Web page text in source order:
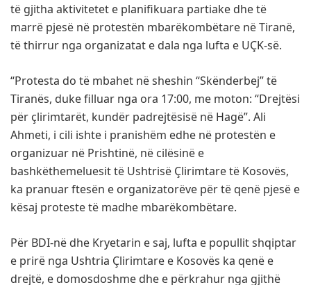
të gjitha aktivitetet e planifikuara partiake dhe të
marrë pjesë në protestën mbarëkombëtare në Tiranë,
të thirrur nga organizatat e dala nga lufta e UÇK-së.
“Protesta do të mbahet në sheshin “Skënderbej” të
Tiranës, duke filluar nga ora 17:00, me moton: “Drejtësi
për çlirimtarët, kundër padrejtësisë në Hagë”. Ali
Ahmeti, i cili ishte i pranishëm edhe në protestën e
organizuar në Prishtinë, në cilësinë e
bashkëthemeluesit të Ushtrisë Çlirimtare të Kosovës,
ka pranuar ftesën e organizatorëve për të qenë pjesë e
kësaj proteste të madhe mbarëkombëtare.
Për BDI-në dhe Kryetarin e saj, lufta e popullit shqiptar
e prirë nga Ushtria Çlirimtare e Kosovës ka qenë e
drejtë, e domosdoshme dhe e përkrahur nga gjithë